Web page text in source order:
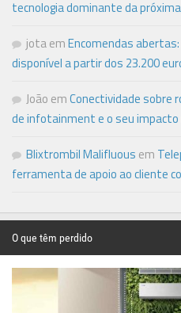
tecnologia dominante da
jotaemEncomendas
disponível a partir dos 23.200
João emConectividade sobre
de infotainment e o seu
Blixtrombil Malifluous em
ferramenta de apoio ao cliente
O que têm perdido